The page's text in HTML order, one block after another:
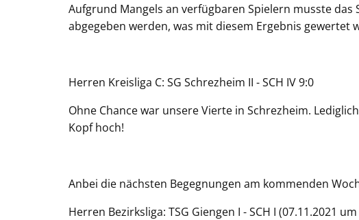
Aufgrund Mangels an verfügbaren Spielern musste das
abgegeben werden, was mit diesem Ergebnis gewertet
Herren Kreisliga C: SG Schrezheim II - SCH IV 9:0
Ohne Chance war unsere Vierte in Schrezheim.
Kopf hoch!
Anbei die nächsten Begegnungen am kommenden
Herren Bezirksliga: TSG Giengen I - SCH I (07.11.2021